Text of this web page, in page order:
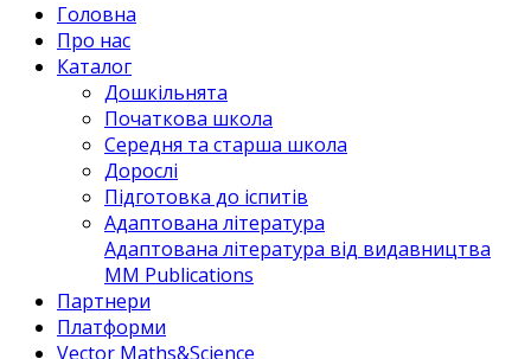
Головна
Про нас
Каталог
Дошкільнята
Початкова школа
Середня та старша школа
Дорослі
Підготовка до іспитів
Адаптована література
Адаптована література від видавництва
MM Publications
Партнери
Платформи
Vector Maths&Science